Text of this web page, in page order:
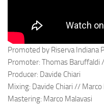
Promoted by Riserva Indiana
Promoter: Thomas Baruffaldi
Producer: Davide Chiari
Mixing: Davide Chiari //
Mastering: Marco Malavasi